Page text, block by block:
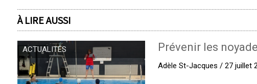
À LIRE AUSSI
ACTUALITÉS Prévenir les
Adèle St-Jacques / 27 juillet